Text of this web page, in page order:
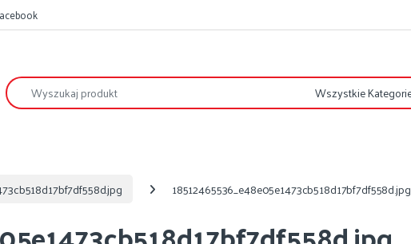
Szukaj:
18512465536_e48e05e1473cb518d17bf7df558d.jpg